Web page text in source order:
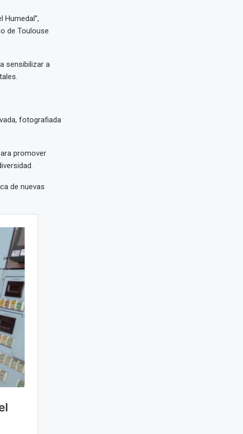
Humedal”,
de Toulouse
sensibilizar a
fotografiada
promover
de nuevas